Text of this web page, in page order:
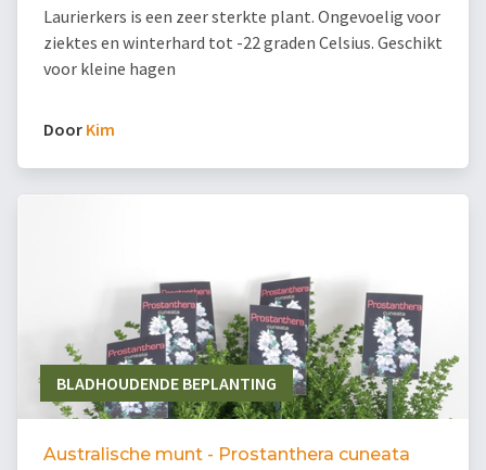
Laurierkers is een zeer sterkte plant. Ongevoelig voor
ziektes en winterhard tot -22 graden Celsius. Geschikt
voor kleine hagen
Door Kim
BLADHOUDENDE BEPLANTING
Australische munt - Prostanthera cuneata